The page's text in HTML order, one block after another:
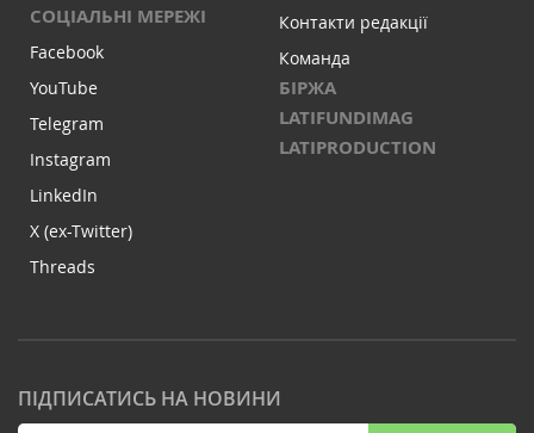
СОЦІАЛЬНІ МЕРЕЖІ
Facebook
YouTube
Telegram
Instagram
LinkedIn
X (ex-Twitter)
Threads
Контакти редакції
Команда
БІРЖА
LATIFUNDIMAG
LATIPRODUCTION
ПІДПИСАТИСЬ НА НОВИНИ